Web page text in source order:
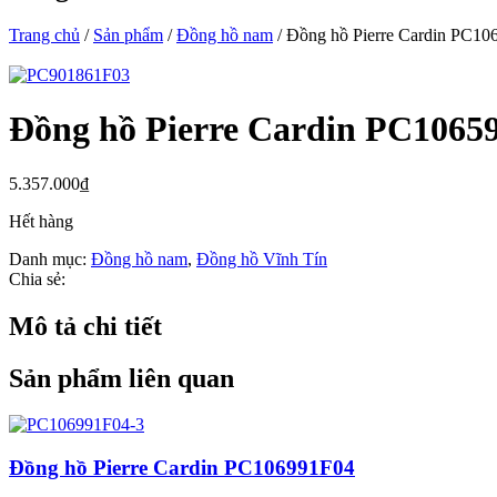
Trang chủ / Sản phẩm /Đồng hồ nam / Đồng hồ Pierre Cardin
Đồng hồ Pierre Cardin
5.357.000₫
Hết hàng
Danh mục: Đồng hồ nam, Đồng hồ Vĩnh Tín
Chia sẻ:
Mô tả chi tiết
Sản phẩm liên quan
Đồng hồ Pierre Cardin PC106991F04